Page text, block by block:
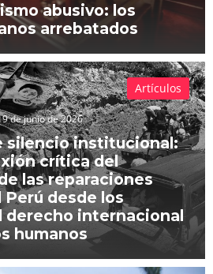
abusivo: los
arrebatados
de junio de 2026
silencio institucional:
crítica del
las reparaciones
Perú desde los
derecho internacional
humanos
Artículos